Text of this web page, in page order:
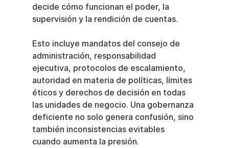
decide cómo funcionan el poder, la
supervisión y la rendición de cuentas.
Esto incluye mandatos del consejo de
administración, responsabilidad
ejecutiva, protocolos de escalamiento,
autoridad en materia de políticas, límites
éticos y derechos de decisión en todas
las unidades de negocio. Una gobernanza
deficiente no solo genera confusión, sino
también inconsistencias evitables
cuando aumenta la presión.